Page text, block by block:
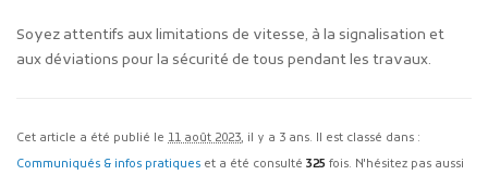
Soyez attentifs aux limitations de vitesse, à la signalisation et
aux déviations pour la sécurité de tous pendant les travaux.
Cet article a été publié le 11 août 2023, il y a 3 ans. Il est classé dans :
Communiqués & infos pratiques et a été consulté 325 fois. N'hésitez pas aussi